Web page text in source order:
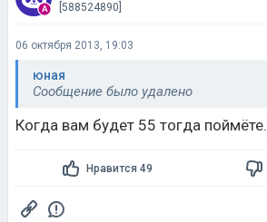
[588524890]
06 октября 2013, 19:03
юная
Сообщение было удалено
Когда вам будет 55 тогда поймёте.
Нравится 49